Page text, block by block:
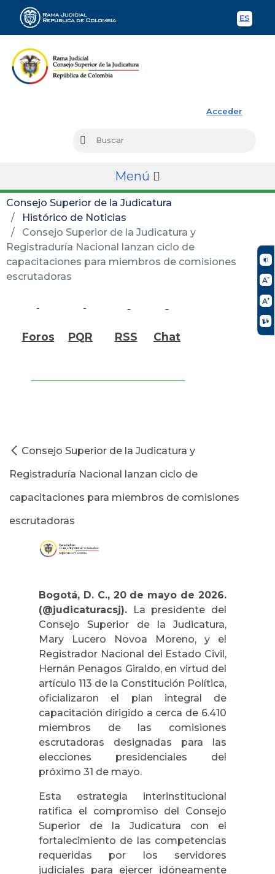
ES
Acceder
Buscar
Menú
Consejo Superior de la Judicatura
Histórico de Noticias
Consejo Superior de la Judicatura y
Registraduría Nacional lanzan ciclo de
capacitaciones para miembros de comisiones
escrutadoras
Foros PQR RSS Chat
Consejo Superior de la Judicatura y
Registraduría Nacional lanzan ciclo de
capacitaciones para miembros de comisiones
escrutadoras
Bogotá, D. C., 20 de mayo de 2026.
(@judicaturacsj). La presidente del
Consejo Superior de la Judicatura,
Mary Lucero Novoa Moreno, y el
Registrador Nacional del Estado Civil,
Hernán Penagos Giraldo, en virtud del
artículo 113 de la Constitución Política,
oficializaron el plan integral de
capacitación dirigido a cerca de 6.410
miembros de las comisiones
escrutadoras designadas para las
elecciones presidenciales del
próximo 31 de mayo.
Esta estrategia interinstitucional
ratifica el compromiso del Consejo
Superior de la Judicatura con el
fortalecimiento de las competencias
requeridas por los servidores
judiciales para ejercer idóneamente